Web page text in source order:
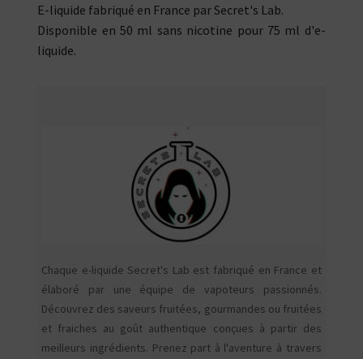
E-liquide fabriqué en France par Secret's Lab.
Disponible en 50 ml sans nicotine pour 75 ml d'e-
liquide.
Chaque e-liquide Secret's Lab est fabriqué en France et
élaboré par une équipe de vapoteurs passionnés.
Découvrez des saveurs fruitées, gourmandes ou fruitées
et fraiches au goût authentique conçues à partir des
meilleurs ingrédients. Prenez part à l'aventure à travers